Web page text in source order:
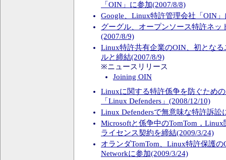
「OIN」に参加(2007/8/8)
Google、Linux特許管理会社「OIN
グーグル、オープンソース特許ネッ
(2007/8/9)
Linux特許共有企業のOIN、初とな
ルと締結(2007/8/9)
※ニュースリリース
Joining OIN
Linuxに関する特許係争を防ぐため
「Linux Defenders」(2008/12/10)
Linux Defendersで無意味な特許訴訟
Microsoftと係争中のTomTom，
ライセンス契約を締結(2009/3/24)
オランダTomTom、Linux特許保護の
Networkに参加(2009/3/24)